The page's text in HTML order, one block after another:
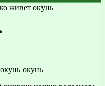
живет окунь